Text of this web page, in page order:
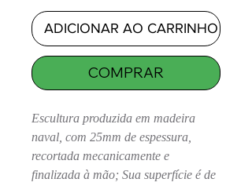
ADICIONAR AO CARRINHO
COMPRAR
Escultura produzida em madeira
naval, com 25mm de espessura,
recortada mecanicamente e
finalizada à mão; Sua superfície é de